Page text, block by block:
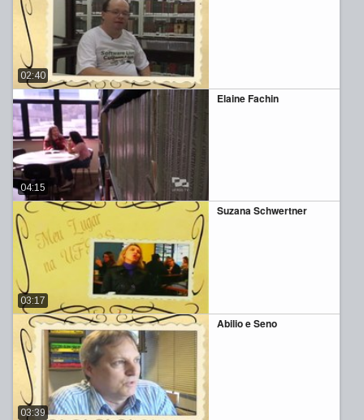
02:40
Elaine Fachin
04:15
Suzana Schwertner
03:17
Abilio e Seno
03:39